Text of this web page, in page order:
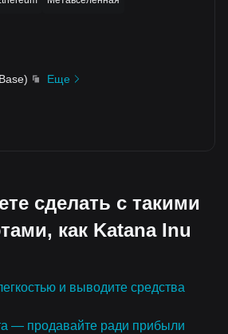
Base)
Еще
сделать с такими
как Katana Inu
и выводите средства
— продавайте ради прибыли